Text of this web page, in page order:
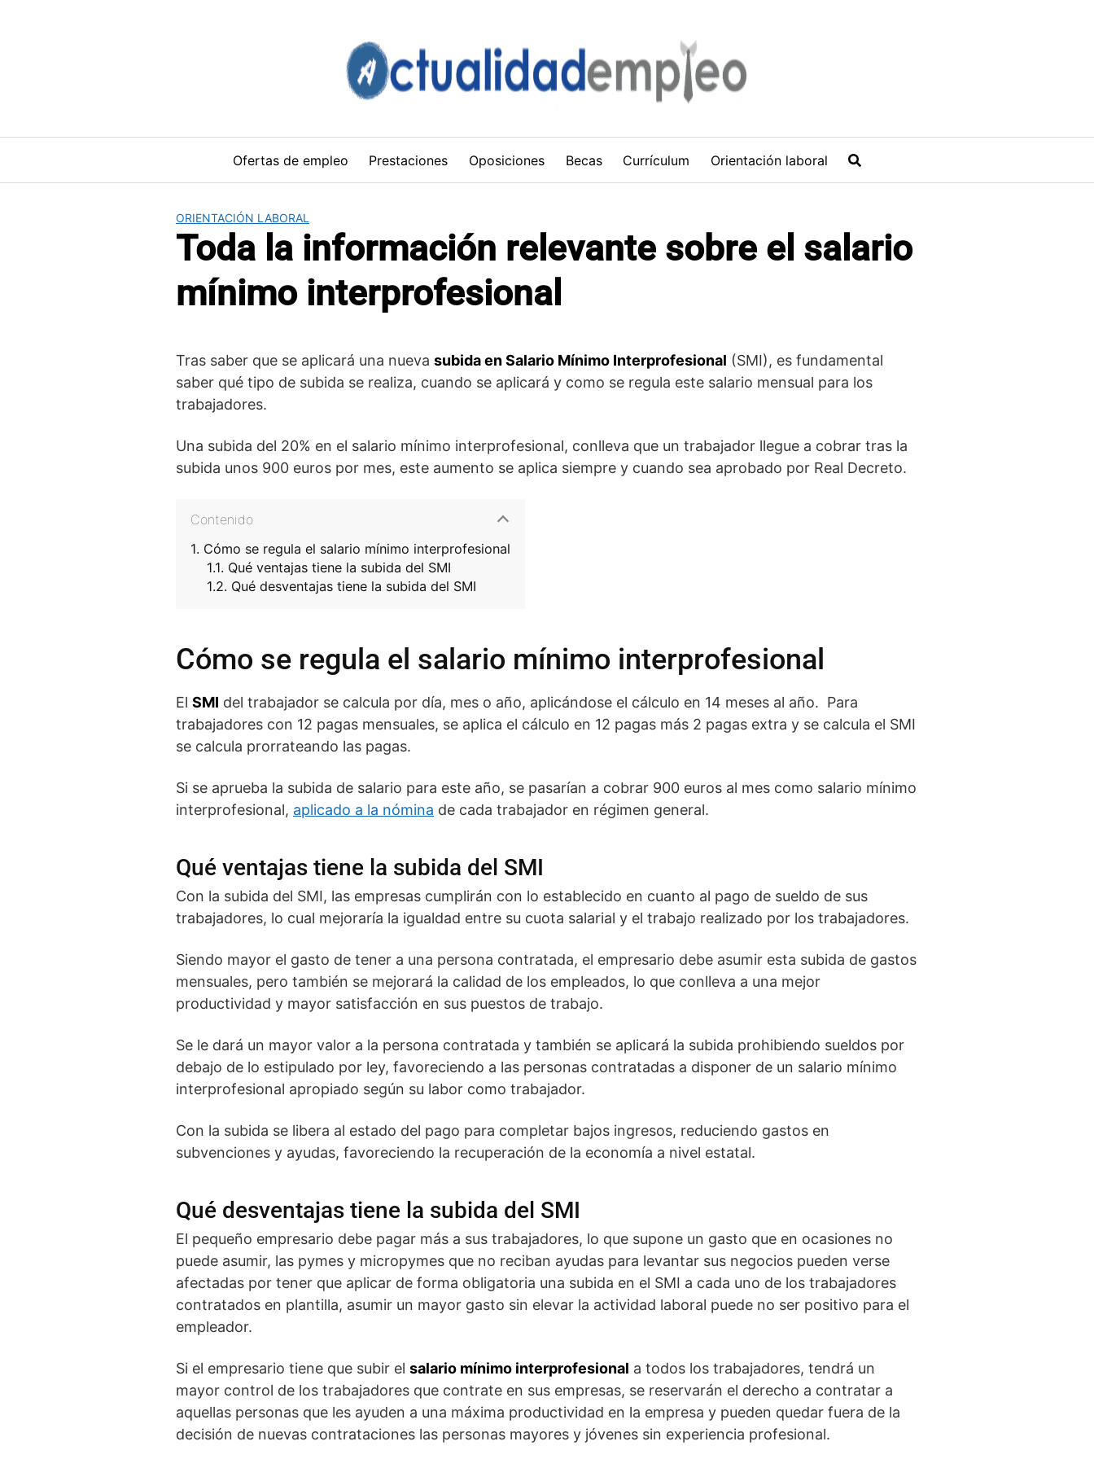
Ofertas de empleo Prestaciones Oposiciones Becas Currículum Orientación laboral
ORIENTACIÓN LABORAL
Toda la información relevante sobre el salario
mínimo interprofesional
Tras saber que se aplicará una nueva subida en Salario Mínimo Interprofesional (SMI), es fundamental
saber qué tipo de subida se realiza, cuando se aplicará y como se regula este salario mensual para los
trabajadores.
Una subida del 20% en el salario mínimo interprofesional, conlleva que un trabajador llegue a cobrar tras la
subida unos 900 euros por mes, este aumento se aplica siempre y cuando sea aprobado por Real Decreto.
Contenido
Cómo se regula el salario mínimo interprofesional
Qué ventajas tiene la subida del SMI
Qué desventajas tiene la subida del SMI
Cómo se regula el salario mínimo interprofesional
El SMI del trabajador se calcula por día, mes o año, aplicándose el cálculo en 14 meses al año. Para
trabajadores con 12 pagas mensuales, se aplica el cálculo en 12 pagas más 2 pagas extra y se calcula el SMI
se calcula prorrateando las pagas.
Si se aprueba la subida de salario para este año, se pasarían a cobrar 900 euros al mes como salario mínimo
interprofesional, aplicado a la nómina de cada trabajador en régimen general.
Qué ventajas tiene la subida del SMI
Con la subida del SMI, las empresas cumplirán con lo establecido en cuanto al pago de sueldo de sus
trabajadores, lo cual mejoraría la igualdad entre su cuota salarial y el trabajo realizado por los trabajadores.
Siendo mayor el gasto de tener a una persona contratada, el empresario debe asumir esta subida de gastos
mensuales, pero también se mejorará la calidad de los empleados, lo que conlleva a una mejor
productividad y mayor satisfacción en sus puestos de trabajo.
Se le dará un mayor valor a la persona contratada y también se aplicará la subida prohibiendo sueldos por
debajo de lo estipulado por ley, favoreciendo a las personas contratadas a disponer de un salario mínimo
interprofesional apropiado según su labor como trabajador.
Con la subida se libera al estado del pago para completar bajos ingresos, reduciendo gastos en
subvenciones y ayudas, favoreciendo la recuperación de la economía a nivel estatal.
Qué desventajas tiene la subida del SMI
El pequeño empresario debe pagar más a sus trabajadores, lo que supone un gasto que en ocasiones no
puede asumir, las pymes y micropymes que no reciban ayudas para levantar sus negocios pueden verse
afectadas por tener que aplicar de forma obligatoria una subida en el SMI a cada uno de los trabajadores
contratados en plantilla, asumir un mayor gasto sin elevar la actividad laboral puede no ser positivo para el
empleador.
Si el empresario tiene que subir el salario mínimo interprofesional a todos los trabajadores, tendrá un
mayor control de los trabajadores que contrate en sus empresas, se reservarán el derecho a contratar a
aquellas personas que les ayuden a una máxima productividad en la empresa y pueden quedar fuera de la
decisión de nuevas contrataciones las personas mayores y jóvenes sin experiencia profesional.